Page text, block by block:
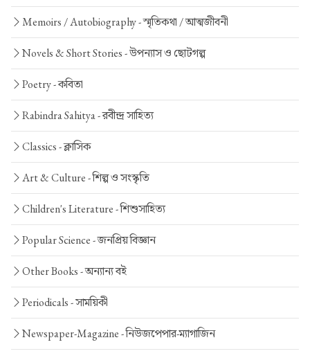
Memoirs / Autobiography -স্মৃতিকথা / আত্মজীবনী
Novels & Short Stories -উপন্যাস ও ছোটগল্প
Poetry -কবিতা
Rabindra Sahitya -রবীন্দ্র সাহিত্য
Classics -ক্লাসিক
Art & Culture -শিল্প ও সংস্কৃতি
Children's Literature -শিশুসাহিত্য
Popular Science -জনপ্রিয় বিজ্ঞান
Other Books -অন্যান্য বই
Periodicals -সাময়িকী
Newspaper-Magazine -নিউজপেপার-ম্যাগাজিন